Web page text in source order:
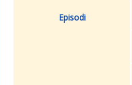
Episodi